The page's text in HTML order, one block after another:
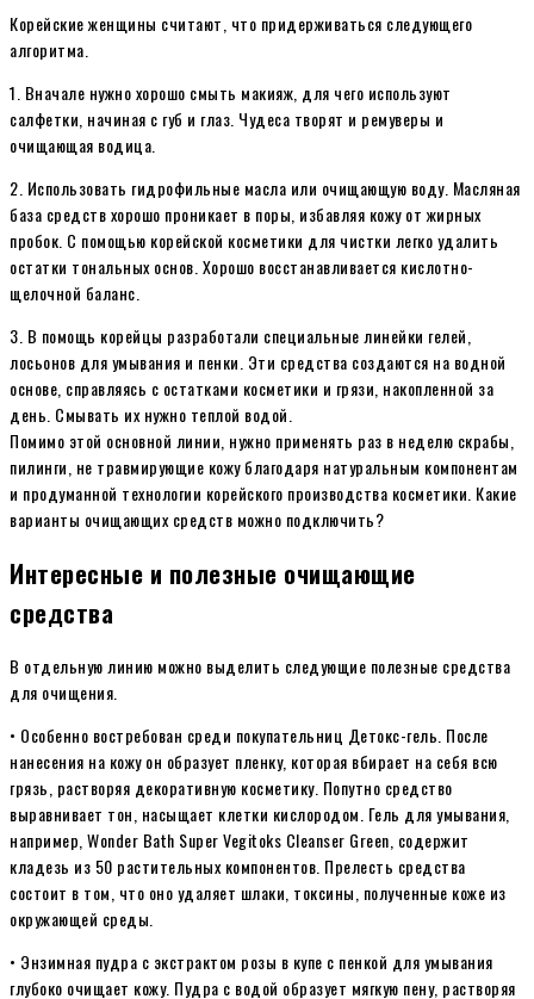
Корейские женщины считают, что придерживаться следующего
алгоритма.
1. Вначале нужно хорошо смыть макияж, для чего используют
салфетки, начиная с губ и глаз. Чудеса творят и ремуверы и
очищающая водица.
2. Использовать гидрофильные масла или очищающую воду. Масляная
база средств хорошо проникает в поры, избавляя кожу от жирных
пробок. С помощью корейской косметики для чистки легко удалить
остатки тональных основ. Хорошо восстанавливается кислотно-
щелочной баланс.
3. В помощь корейцы разработали специальные линейки гелей,
лосьонов для умывания и пенки. Эти средства создаются на водной
основе, справляясь с остатками косметики и грязи, накопленной за
день. Смывать их нужно теплой водой.
Помимо этой основной линии, нужно применять раз в неделю скрабы,
пилинги, не травмирующие кожу благодаря натуральным компонентам
и продуманной технологии корейского производства косметики. Какие
варианты очищающих средств можно подключить?
Интересные и полезные очищающие
средства
В отдельную линию можно выделить следующие полезные средства
для очищения.
• Особенно востребован среди покупательниц Детокс-гель. После
нанесения на кожу он образует пленку, которая вбирает на себя всю
грязь, растворяя декоративную косметику. Попутно средство
выравнивает тон, насыщает клетки кислородом. Гель для умывания,
например, Wonder Bath Super Vegitoks Cleanser Green, содержит
кладезь из 50 растительных компонентов. Прелесть средства
состоит в том, что оно удаляет шлаки, токсины, полученные коже из
окружающей среды.
• Энзимная пудра с экстрактом розы в купе с пенкой для умывания
глубоко очищает кожу. Пудра с водой образует мягкую пену, растворяя